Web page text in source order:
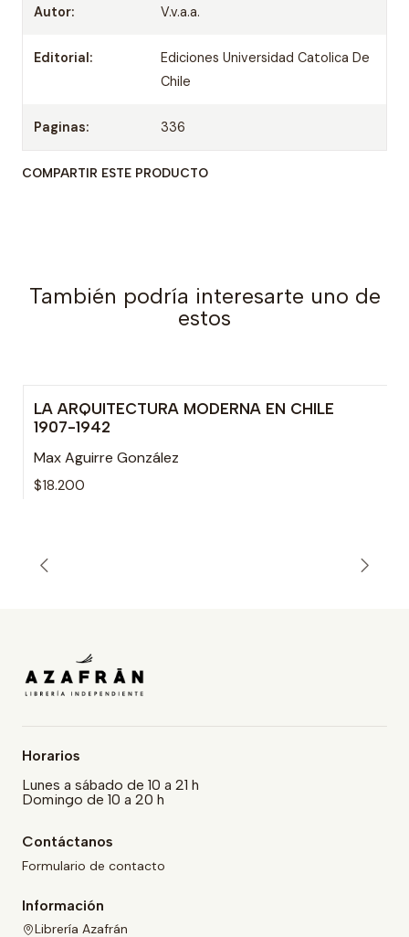
Autor: V.v.a.a.
Editorial:
Ediciones Universidad Catolica De
Chile
Paginas: 336
COMPARTIR ESTE PRODUCTO
También podría interesarte uno de
estos
Agotado
LA ARQUITECTURA MODERNA EN CHILE
1907-1942
Max Aguirre González
$18.200
Horarios
Lunes a sábado de 10 a 21 h
Domingo de 10 a 20 h
Contáctanos
Formulario de contacto
Información
Librería Azafrán